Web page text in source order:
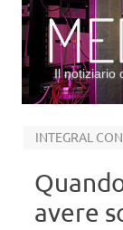
Il notiziario
INTEGRAL
avere